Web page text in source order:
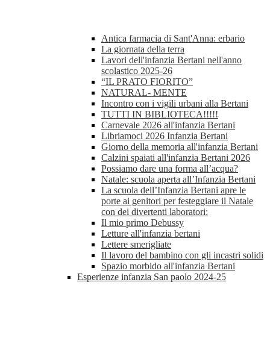
Antica farmacia di Sant'Anna: erbario
La giornata della terra
Lavori dell'infanzia Bertani nell'anno
scolastico 2025-26
“IL PRATO FIORITO”
NATURAL- MENTE
Incontro con i vigili urbani alla Bertani
TUTTI IN BIBLIOTECA!!!!!
Carnevale 2026 all'infanzia Bertani
Libriamoci 2026 Infanzia Bertani
Giorno della memoria all'infanzia Bertani
Calzini spaiati all'infanzia Bertani 2026
Possiamo dare una forma all’acqua?
Natale: scuola aperta all’Infanzia Bertani
La scuola dell’Infanzia Bertani apre le
porte ai genitori per festeggiare il Natale
con dei divertenti laboratori:
Il mio primo Debussy
Letture all'infanzia bertani
Lettere smerigliate
Il lavoro del bambino con gli incastri solidi
Spazio morbido all'infanzia Bertani
Esperienze infanzia San paolo 2024-25